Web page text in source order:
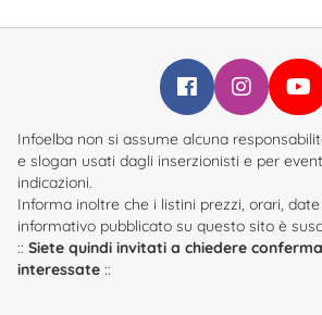
Infoelba suInfoelba
Infoelba non si assume alcuna
e slogan usati dagli inserzionisti e per
indicazioni.
Informa inoltre che i listini prezzi, orari,
informativo pubblicato su questo sito è
:: Siete quindi invitati a chiedere
interessate ::